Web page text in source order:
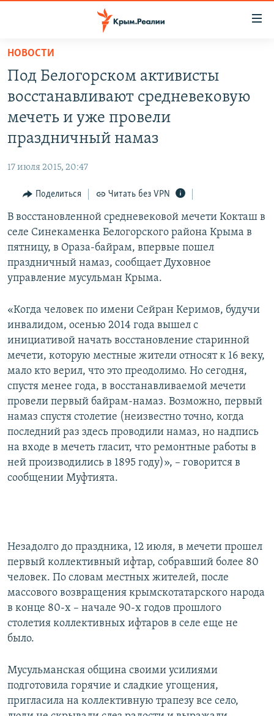
Вернуться
основному
содержанию
главной
Вернутся
поиску
СПЕЦПРОЕКТЫ
КАРТА ВОЕННЫХ ОБЪЕКТОВ КРЫМА
ИНФОГРАФИКА
ТЕЛЕПРОЕКТ КРЫМ.РЕАЛИИ
СОВЕТЫ ПРАВОЗАЩИТНИКОВ
ПРОПАВШИЕ БЕЗ ВЕСТИ
ПОБЕДИТЕЛЕЙ НЕ СУДЯТ?
КРЫМ.НЕПОКОРЕННЫЙ
ELIFBE
УКРАИНСКАЯ ПРОБЛЕМА КРЫМА
РАДІО СВОБОДА
КАК ОБОЙТИ БЛОКИРОВКУ
Українською
Qırımtatar
ПРИСОЕДИНЯЙТЕСЬ!
Все сайты RFE/RL
НОВОСТИ
Под Белогорском активисты
восстанавливают средневековую
мечеть и уже провели
праздничный намаз
17 июля 2015, 20:47
Поделиться Читать без VPN
В восстановленной средневековой мечети Кокташ в
селе Синекаменка Белогорского района Крыма в
пятницу, в Ораза-байрам, впервые пошел
праздничный намаз, сообщает Духовное
управление мусульман Крыма.
«Когда человек по имени Сейран Керимов, будучи
инвалидом, осенью 2014 года вышел с
инициативой начать восстановление старинной
мечети, которую местные жители относят к 16 веку,
мало кто верил, что это преодолимо. Но сегодня,
спустя менее года, в восстанавливаемой мечети
провели первый байрам-намаз. Возможно, первый
намаз спустя столетие (неизвестно точно, когда
последний раз здесь проводили намаз, но надпись
на входе в мечеть гласит, что ремонтные работы в
ней производились в 1895 году)», – говорится в
сообщении Муфтията.
Незадолго до праздника, 12 июля, в мечети прошел
первый коллективный ифтар, собравший более 80
человек. По словам местных жителей, после
массового возвращения крымскотатарского народа
в конце 80-х – начале 90-х годов прошлого
столетия коллективных ифтаров в селе еще не
было.
Мусульманская община своими усилиями
подготовила горячие и сладкие угощения,
пригласила на коллективную трапезу все село,